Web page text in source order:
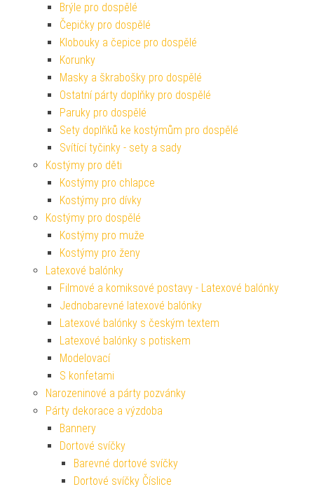
Brýle pro dospělé
Čepičky pro dospělé
Klobouky a čepice pro dospělé
Korunky
Masky a škrabošky pro dospělé
Ostatní párty doplňky pro dospělé
Paruky pro dospělé
Sety doplňků ke kostýmům pro dospělé
Svítící tyčinky - sety a sady
Kostýmy pro děti
Kostýmy pro chlapce
Kostýmy pro dívky
Kostýmy pro dospělé
Kostýmy pro muže
Kostýmy pro ženy
Latexové balónky
Filmové a komiksové postavy - Latexové balónky
Jednobarevné latexové balónky
Latexové balónky s českým textem
Latexové balónky s potiskem
Modelovací
S konfetami
Narozeninové a párty pozvánky
Párty dekorace a výzdoba
Bannery
Dortové svíčky
Barevné dortové svíčky
Dortové svíčky Číslice